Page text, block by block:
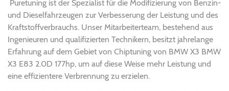
Puretuning ist der Spezialist für die Modifizierung von Benzin-
und Dieselfahrzeugen zur Verbesserung der Leistung und des
Kraftstoffverbrauchs. Unser Mitarbeiterteam, bestehend aus
Ingenieuren und qualifizierten Technikern, besitzt jahrelange
Erfahrung auf dem Gebiet von Chiptuning von BMW X3 BMW
X3 E83 2.0D 177hp, um auf diese Weise mehr Leistung und
eine effizientere Verbrennung zu erzielen.